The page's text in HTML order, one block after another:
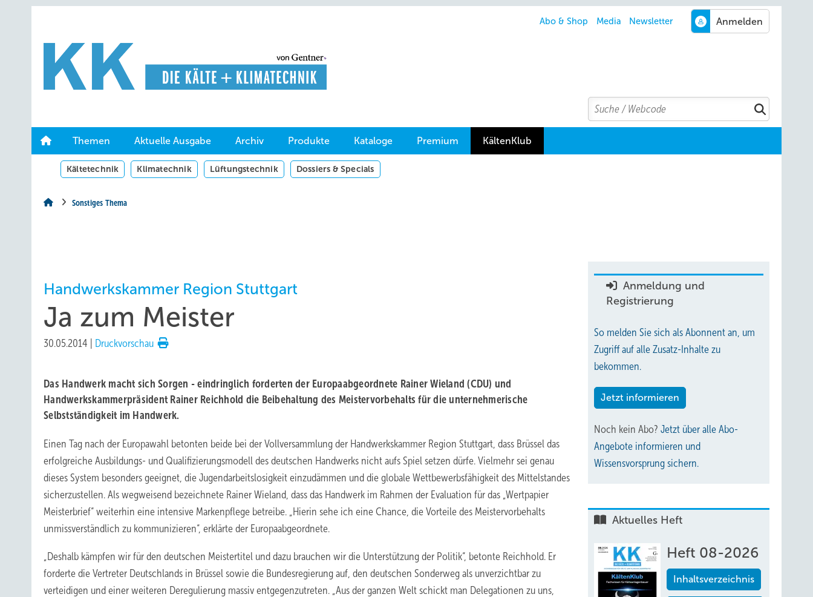
Hauptinhalt
Hauptmenü
Abo & Shop Media Newsletter
Search
Suchen
Themen Aktuelle Ausgabe Archiv Produkte Kataloge Premium KältenKlub
Kältetechnik Klimatechnik Lüftungstechnik Dossiers & Specials
Sonstiges Thema
Handwerkskammer Region Stuttgart
Ja zum Meister
30.05.2014 Druckvorschau
Das Handwerk macht sich Sorgen - eindringlich forderten der Europaabgeordnete Rainer Wieland (CDU) und
Handwerkskammerpräsident Rainer Reichhold die Beibehaltung des Meistervorbehalts für die unternehmerische
Selbstständigkeit im Handwerk.
Einen Tag nach der Europawahl betonten beide bei der Vollversammlung der Handwerkskammer Region Stuttgart, dass Brüssel das
erfolgreiche Ausbildungs- und Qualifizierungsmodell des deutschen Handwerks nicht aufs Spiel setzen dürfe. Vielmehr sei genau
dieses System besonders geeignet, die Jugendarbeitslosigkeit einzudämmen und die globale Wettbewerbsfähigkeit des Mittelstandes
sicherzustellen. Als wegweisend bezeichnete Rainer Wieland, dass das Handwerk im Rahmen der Evaluation für das „Wertpapier
Meisterbrief“ weiterhin eine intensive Markenpflege betreibe. „Hierin sehe ich eine Chance, die Vorteile des Meistervorbehalts
unmissverständlich zu kommunizieren“, erklärte der Europaabgeordnete.
„Deshalb kämpfen wir für den deutschen Meistertitel und dazu brauchen wir die Unterstützung der Politik“, betonte Reichhold. Er
forderte die Vertreter Deutschlands in Brüssel sowie die Bundesregierung auf, den deutschen Sonderweg als unverzichtbar zu
verteidigen und einer weiteren Deregulierung massiv entgegenzutreten. „Aus der ganzen Welt schickt man Delegationen zu uns,
Anmeldung und
Registrierung
So melden Sie sich als Abonnent an, um
Zugriff auf alle Zusatz-Inhalte zu
bekommen.
Jetzt informieren
Noch kein Abo? Jetzt über alle Abo-
Angebote informieren und
Wissensvorsprung sichern.
Aktuelles Heft
Heft 08-2026
Inhaltsverzeichnis